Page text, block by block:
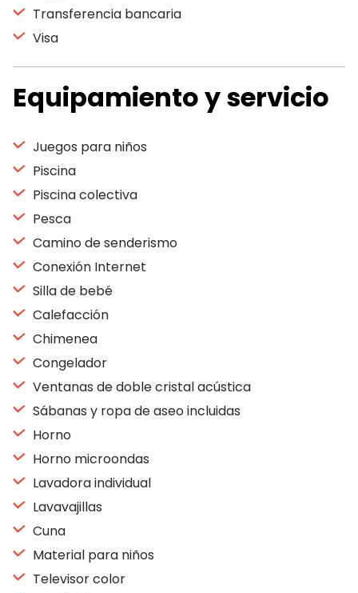
Transferencia bancaria
Visa
Equipamiento y servicio
Juegos para niños
Piscina
Piscina colectiva
Pesca
Camino de senderismo
Conexión Internet
Silla de bebé
Calefacción
Chimenea
Congelador
Ventanas de doble cristal acústica
Sábanas y ropa de aseo incluidas
Horno
Horno microondas
Lavadora individual
Lavavajillas
Cuna
Material para niños
Televisor color